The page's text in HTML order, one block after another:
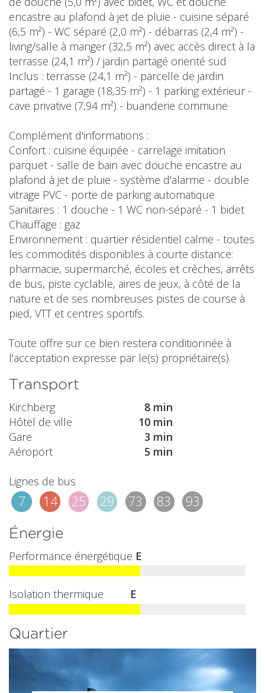
encastre au plafond à jet de pluie - cuisine séparé
(6,5 m²) - WC séparé (2,0 m²) - débarras (2,4 m²) -
living/salle à manger (32,5 m²) avec accès direct à la
terrasse (24,1 m²) / jardin partagé orienté sud
Inclus : terrasse (24,1 m²) - parcelle de jardin
partagé - 1 garage (18,35 m²) - 1 parking extérieur -
cave privative (7,94 m²) - buanderie commune
Complément d'informations :
Confort : cuisine équipée - carrelage imitation
parquet - salle de bain avec douche encastre au
plafond à jet de pluie - système d'alarme - double
vitrage PVC - porte de parking automatique
Sanitaires : 1 douche - 1 WC non-séparé - 1 bidet
Chauffage : gaz
Environnement : quartier résidentiel calme - toutes
les commodités disponibles à courte distance:
pharmacie, supermarché, écoles et crèches, arrêts
de bus, piste cyclable, aires de jeux, à côté de la
nature et de ses nombreuses pistes de course à
pied, VTT et centres sportifs.
Toute offre sur ce bien restera conditionnée à
l'acceptation expresse par le(s) propriétaire(s).
Transport
Kirchberg
8 min
Hôtel de ville
10 min
Gare
3 min
Aéroport
5 min
Lignes de bus
7 14 25 29 73 83 93
Énergie
Performance énergétique E
Isolation thermique E
Quartier